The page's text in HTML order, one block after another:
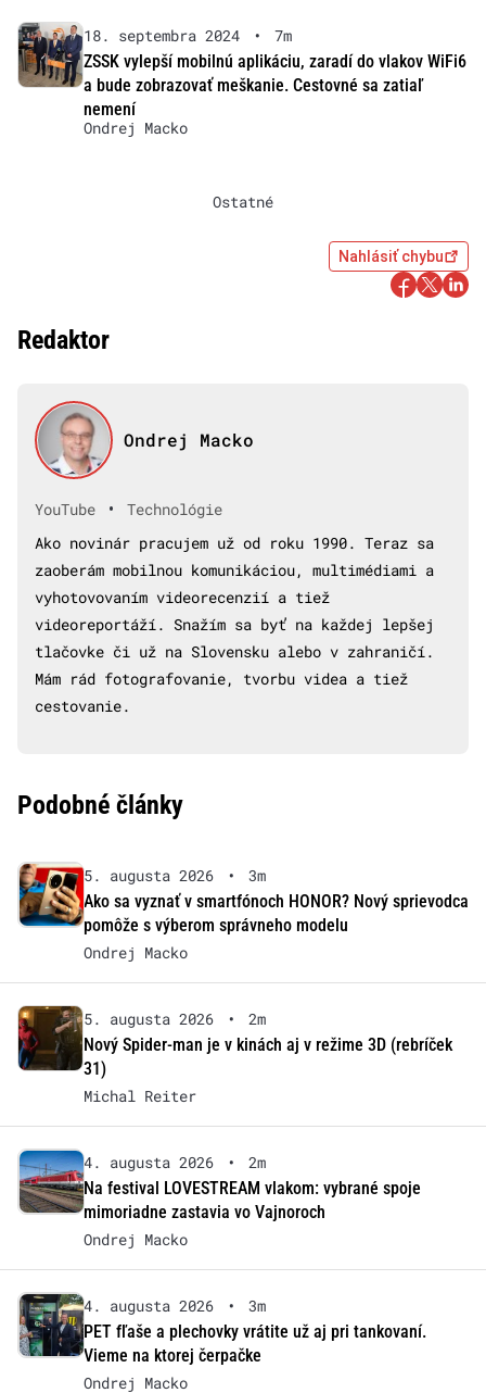
18. septembra 2024 •
7m
ZSSK vylepší mobilnú aplikáciu, zaradí do vlakov WiFi6
a bude zobrazovať meškanie. Cestovné sa zatiaľ
nemení
Ondrej Macko
Ostatné
Nahlásiť chybu
Redaktor
Ondrej Macko
YouTube •
Technológie
Ako novinár pracujem už od roku 1990. Teraz sa
zaoberám mobilnou komunikáciou, multimédiami a
vyhotovovaním videorecenzií a tiež
videoreportáží. Snažím sa byť na každej lepšej
tlačovke či už na Slovensku alebo v zahraničí.
Mám rád fotografovanie, tvorbu videa a tiež
cestovanie.
Podobné články
5. augusta 2026 •
3m
Ako sa vyznať v smartfónoch HONOR? Nový sprievodca
pomôže s výberom správneho modelu
Ondrej Macko
5. augusta 2026 •
2m
Nový Spider-man je v kinách aj v režime 3D (rebríček
31)
Michal Reiter
4. augusta 2026 •
2m
Na festival LOVESTREAM vlakom: vybrané spoje
mimoriadne zastavia vo Vajnoroch
Ondrej Macko
4. augusta 2026 •
3m
PET fľaše a plechovky vrátite už aj pri tankovaní.
Vieme na ktorej čerpačke
Ondrej Macko